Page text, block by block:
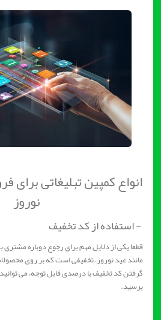
انواع کمپین تبلیغاتی برای
نوروز
- استفاده از کد تخفیف
قطعا یکی از دلایل مهم برای رجوع دوباره مشتری
مانند عید نوروز، تخفیفی است که بر روی
گرفتن کد تخفیف با درصدی قابل توجه، می توانید
برسید.